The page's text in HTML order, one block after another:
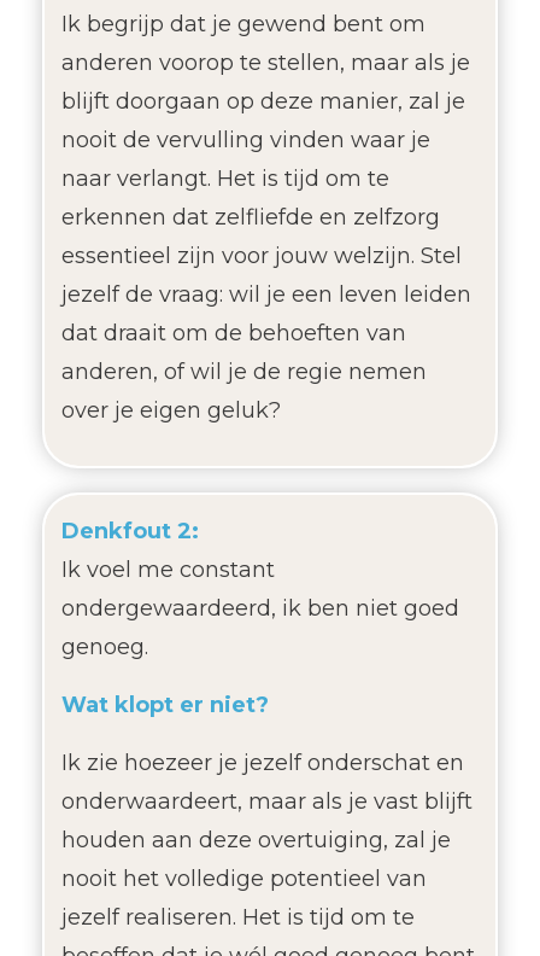
Ik begrijp dat je gewend bent om
anderen voorop te stellen, maar als je
blijft doorgaan op deze manier, zal je
nooit de vervulling vinden waar je
naar verlangt. Het is tijd om te
erkennen dat zelfliefde en zelfzorg
essentieel zijn voor jouw welzijn. Stel
jezelf de vraag: wil je een leven leiden
dat draait om de behoeften van
anderen, of wil je de regie nemen
over je eigen geluk?
Denkfout 2:
Ik voel me constant
ondergewaardeerd, ik ben niet goed
genoeg.
Wat klopt er niet?
Ik zie hoezeer je jezelf onderschat en
onderwaardeert, maar als je vast blijft
houden aan deze overtuiging, zal je
nooit het volledige potentieel van
jezelf realiseren. Het is tijd om te